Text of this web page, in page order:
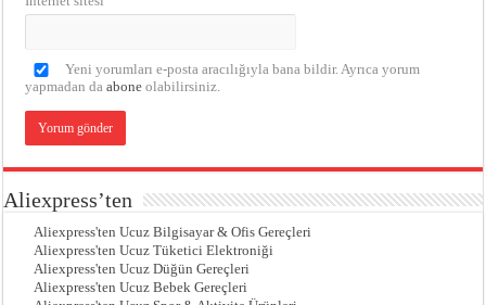
Yeni yorumları e-posta aracılığıyla bana bildir. Ayrıca yorum
yapmadan daabone olabilirsiniz.
Aliexpress’ten
Aliexpress'ten Ucuz Bilgisayar & Ofis Gereçleri
Aliexpress'ten Ucuz Tüketici Elektroniği
Aliexpress'ten Ucuz Düğün Gereçleri
Aliexpress'ten Ucuz Bebek Gereçleri